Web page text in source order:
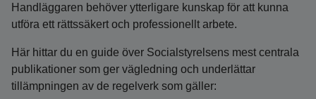
Handläggaren behöver ytterligare kunskap för att kunna
utföra ett rättssäkert och professionellt arbete.
Här hittar du en guide över Socialstyrelsens mest centrala
publikationer som ger vägledning och underlättar
tillämpningen av de regelverk som gäller: